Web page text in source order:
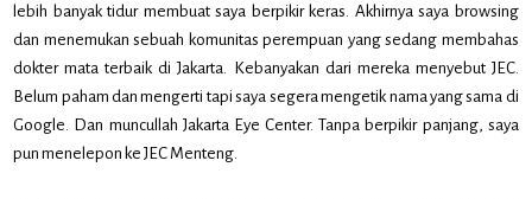
lebih banyak tidur membuat saya berpikir keras. Akhirnya saya browsing
dan menemukan sebuah komunitas perempuan yang sedang membahas
dokter mata terbaik di Jakarta. Kebanyakan dari mereka menyebut JEC.
Belum paham dan mengerti tapi saya segera mengetik nama yang sama di
Google. Dan muncullah Jakarta Eye Center. Tanpa berpikir panjang, saya
pun menelepon ke JEC Menteng.